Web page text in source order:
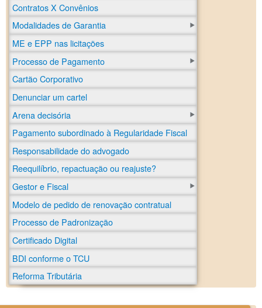
Contratos X Convênios
Modalidades de Garantia
ME e EPP nas licitações
Processo de Pagamento
Cartão Corporativo
Denunciar um cartel
Arena decisória
Pagamento subordinado à Regularidade Fiscal
Responsabilidade do advogado
Reequilíbrio, repactuação ou reajuste?
Gestor e Fiscal
Modelo de pedido de renovação contratual
Processo de Padronização
Certificado Digital
BDI conforme o TCU
Reforma Tributária